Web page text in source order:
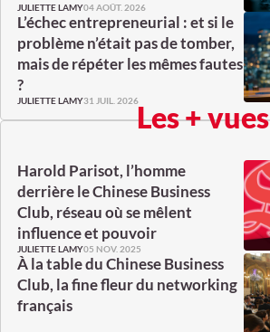
JULIETTE LAMY04 AOÛT. 2026
L’échec entrepreneurial : et si le
problème n’était pas de tomber,
mais de répéter les mêmes fautes
?
JULIETTE LAMY31 JUIL. 2026Les + vues
Harold Parisot, l’homme
derrière le Chinese Business
Club, réseau où se mêlent
influence et pouvoir
JULIETTE LAMY05 NOV. 2025
À la table du Chinese Business
Club, la fine fleur du networking
français